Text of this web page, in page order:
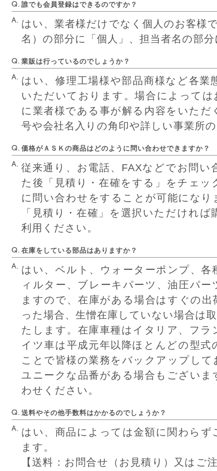
誰でも会員登録はできるのですか？
はい、業者様だけでなく個人のお客様
名）の部分に「個人」、担当者名の部
業販は行っているのでしょうか？
はい、修理工場様や部品商様など各
いただいております。場合によって
に業者様である事が解る内容をいた
号や会社名入りの角印や詳しい事業所
価格がＡＳＫの商品はどのように問い合わせできますか？
従来通り、お電話、FAXなどでお問
た後「見積り・在確をする」をチェ
に問い合わせをすることが可能にな
「見積り・在確」を選択いただけれ
利用ください。
在庫をしている部品はありますか？
はい、ベルト、ウォーターポンプ、
ィルター、ブレーキパーツ、油圧パ
ますので、在庫がある場合はすぐの
った場合、生憎在庫していない場合は
たします。在庫車種はイタリア、フ
イツ車は平成元年以降ほとんどの型
ことで皆様の業務をバックアップし
ユニークな品番がある場合もござい
わせください。
送料やその他手数料はかかるのでしょうか？
はい、商品によっては金額に関わら
ます。
【送料：お問合せ（お見積り）又はご